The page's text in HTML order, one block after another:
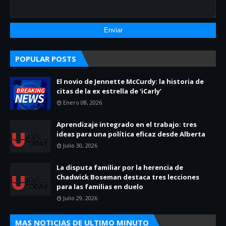
POPULAR POSTS
El novio de Jennette McCurdy: la historia de
citas de la ex estrella de ‘iCarly’
Enero 08, 2026
Aprendizaje integrado en el trabajo: tres
ideas para una política eficaz desde Alberta
Julio 30, 2026
La disputa familiar por la herencia de
Chadwick Boseman destaca tres lecciones
para las familias en duelo
Julio 29, 2026
MAS NOTICIAS DE ULTIMO MINUTO